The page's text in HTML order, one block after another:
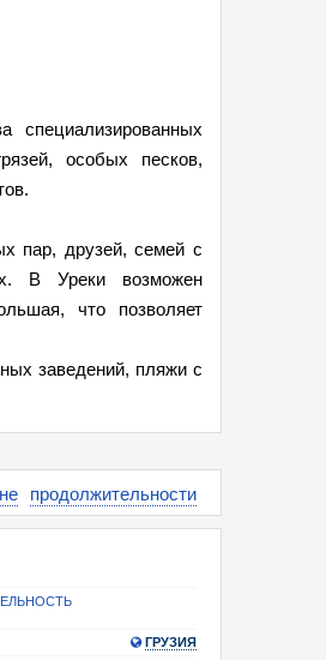
специализированных
особых песков,
пар, друзей, семей с
В Уреки возможен
что позволяет
заведений, пляжи с
продолжительности
ГРУЗИЯ